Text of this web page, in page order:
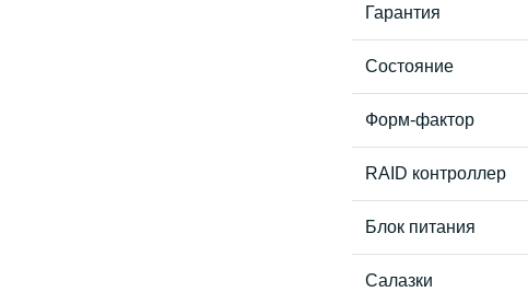
Гарантия
Состояние
Форм-фактор
RAID контроллер
Блок питания
Салазки